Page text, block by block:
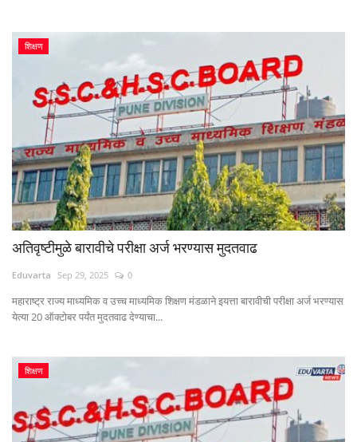
शिक्षण
अतिवृष्टीमुळे बारावीचे परीक्षा अर्ज भरण्यास मुदतवाढ
Eduvarta Sep 29, 2025 0
महाराष्ट्र राज्य माध्यमिक व उच्च माध्यमिक शिक्षण मंडळाने इयत्ता बारावीची परीक्षा अर्ज भरण्यास
येत्या 20 ऑक्टोबर पर्यंत मुदतवाढ देण्याचा...
शिक्षण